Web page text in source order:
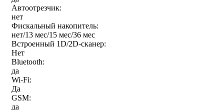
Автоотрезчик:
нет
Фискальный накопитель:
нет/13 мес/15 мес/36 мес
Встроенный 1D/2D-сканер:
Нет
Bluetooth:
да
Wi-Fi:
Да
GSM:
да